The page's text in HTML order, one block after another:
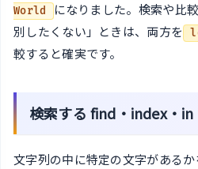
World
になりました。検索や比
別したくない」ときは、両方を
較すると確実です。
検索する find・index・in
文字列の中に特定の文字がある